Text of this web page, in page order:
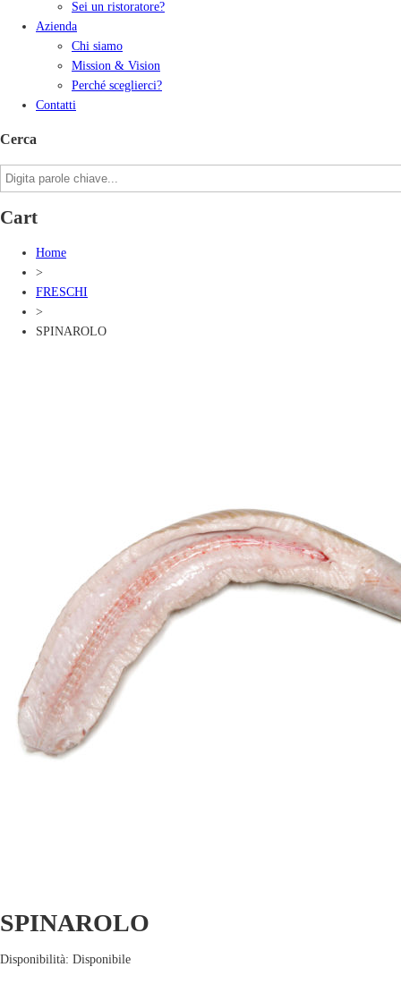
Sei un ristoratore?
Azienda
Chi siamo
Mission & Vision
Perché sceglierci?
Contatti
Cerca
Cart
Home
>
FRESCHI
>
SPINAROLO
SPINAROLO
Disponibilità: Disponibile